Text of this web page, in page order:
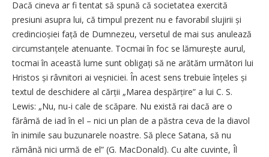
Dacă cineva ar fi tentat să spună că societatea exercită
presiuni asupra lui, că timpul prezent nu e favorabil slujirii și
credincioșiei față de Dumnezeu, versetul de mai sus anulează
circumstanțele atenuante. Tocmai în foc se lămu­rește aurul,
tocmai în această lume sunt obligați să ne arătăm următori lui
Hristos și râvnitori ai veșniciei. În acest sens trebuie înțeles și
textul de deschidere al cărții „Marea despărțire” a lui C. S.
Lewis: „Nu, nu-i cale de scăpare. Nu există rai dacă are o
fărâmă de iad în el – nici un plan de a păstra ceva de la diavol
în inimile sau buzunarele noastre. Să plece Satana, să nu
rămână nici urmă de el” (G. MacDonald). Cu alte cuvinte, Îl